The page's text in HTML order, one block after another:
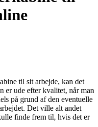
til sit arbejde, kan det
er ude efter kvalitet, når man
på grund af den eventuelle
Det ville alt andet
finde frem til, hvis det er